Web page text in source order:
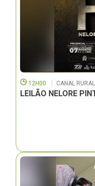
12H00 CANAL RURAL
LEILÃO NELORE